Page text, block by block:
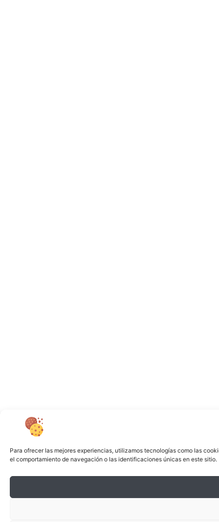
Para ofrecer las mejores experiencias, utilizamos tecnologías como las
el comportamiento de navegación o las identificaciones únicas en este